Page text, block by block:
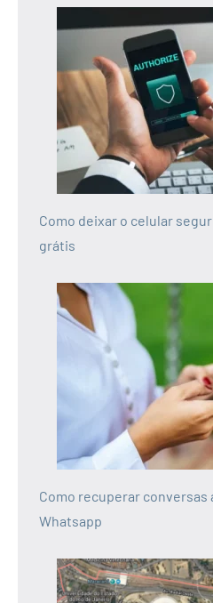
Como deixar o celular
grátis
Como recuperar conversas
Whatsapp